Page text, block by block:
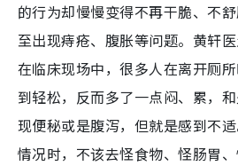
的行为却慢慢变得不再干脆、不
至出现痔疮、腹胀等问题。黄轩
在临床现场中，很多人在离开厕
到轻松，反而多了一点闷、累，
现便秘或是腹泻，但就是感到不
情况时，不该去怪食物、怪肠胃